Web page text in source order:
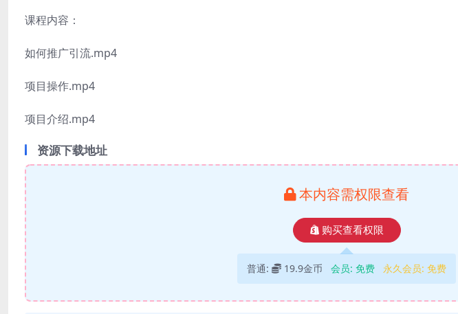
课程内容：
如何推广引流.mp4
项目操作.mp4
项目介绍.mp4
资源下载地址
本内容需权限查看
购买查看权限
普通: 19.9金币 会员: 免费 永久会员: 免费